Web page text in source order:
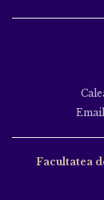
Facultatea